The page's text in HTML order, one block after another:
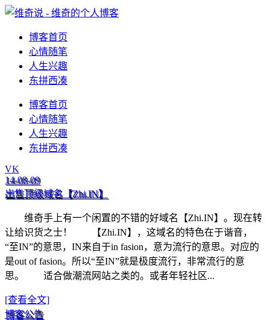
博客首页
心情随笔
人生兴趣
东拼西凑
博客首页
心情随笔
人生兴趣
东拼西凑
VK
14-08-09
出售顶级域名【Zhi.IN】
维奇手上有一个闲置的不错的好域名【Zhi.IN】。现在转
让给识货之士！ 【Zhi.IN】，这域名的特色在于谐音，
“至IN”的意思，IN来自于in fasion，意为流行的意思。对应的
是out of fasion。所以“至IN”就是极度流行，非常流行的意
思。 适合做潮流网站之类的。或者年轻社区...
[查看全文]
博客公告